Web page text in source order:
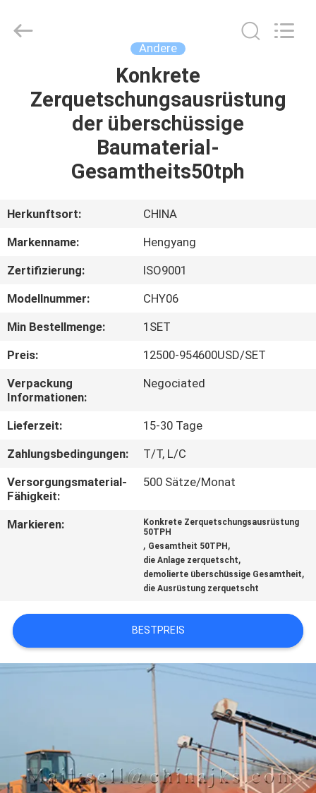
PRODUKTE
FABRIK-
QUALITÄTSKONTROLLE
TRETEN
SIE
MIT
UNS
IN
VERBINDUNG
DATENSCHUTZRICHTLINIE
Industrial
Andere
Konkrete
Zerquetschungsausrüstung
der überschüssige
Baumaterial-
Gesamtheits50tph
Herkunftsort:
CHINA
Markenname:
Hengyang
Zertifizierung:
ISO9001
Modellnummer:
CHY06
Min Bestellmenge:
1SET
Preis:
12500-954600USD/SET
Verpackung
Informationen:
Negociated
Lieferzeit:
15-30 Tage
Zahlungsbedingungen:
T/T, L/C
Versorgungsmaterial-
Fähigkeit:
500 Sätze/Monat
Markieren:
Konkrete Zerquetschungsausrüstung
50TPH
, Gesamtheit 50TPH ,
die Anlage zerquetscht,
demolierte überschüssige Gesamtheit,
die Ausrüstung zerquetscht
BESTPREIS